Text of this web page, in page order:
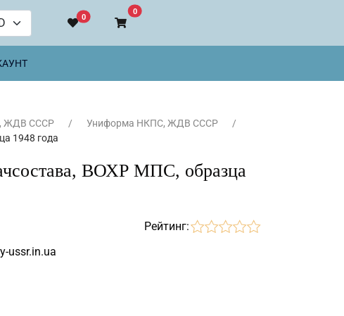
0
0В корзину
ЖДВ СССР
Униформа НКПС, ЖДВ СССР
1948 года
ВОХР МПС, образца
Рейтинг:
ussr.in.ua